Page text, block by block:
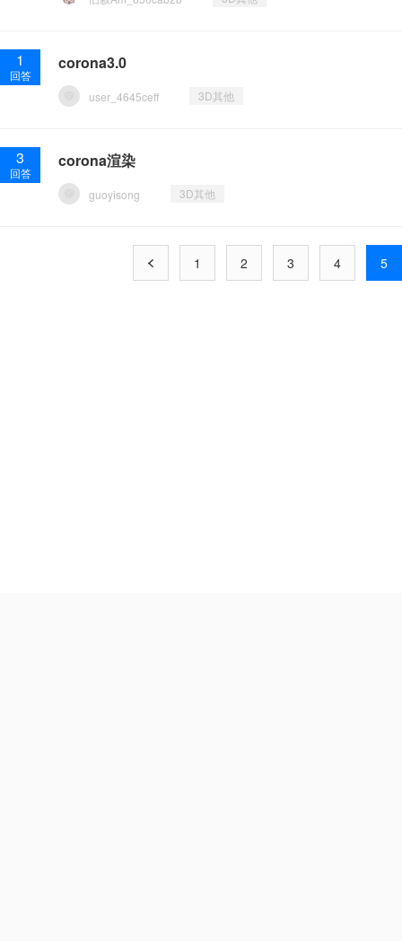
1
回答
corona3.0
user_4645ceff 3D其他
3
回答
corona渲染
guoyisong 3D其他
1 2 3 4 5